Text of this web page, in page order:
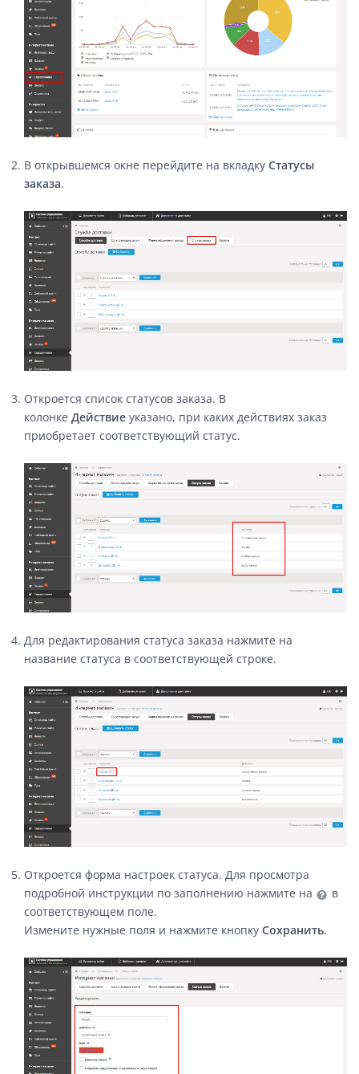
В открывшемся окне перейдите на вкладку Статусы
заказа.
Откроется список статусов заказа. В
колонке Действие указано, при каких действиях заказ
приобретает соответствующий статус.
Для редактирования статуса заказа нажмите на
название статуса в соответствующей строке.
Откроется форма настроек статуса. Для просмотра
подробной инструкции по заполнению нажмите на
в
соответствующем поле.
Измените нужные поля и нажмите кнопку Сохранить.